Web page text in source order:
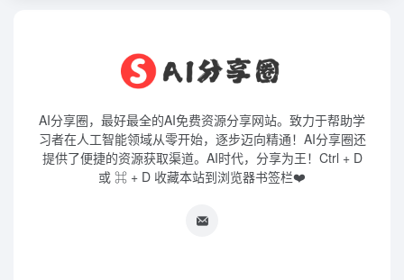
AI分享圈，最好最全的AI免费资源分享网站。致力于帮助学
习者在人工智能领域从零开始，逐步迈向精通！AI分享圈还
提供了便捷的资源获取渠道。AI时代，分享为王！Ctrl + D
或 ⌘ + D 收藏本站到浏览器书签栏❤️